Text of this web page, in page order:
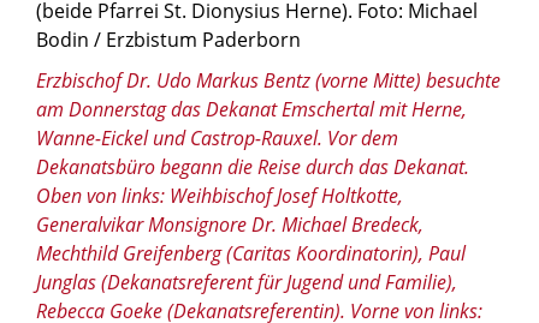
Erzbischof Dr. Udo Markus Bentz (vorne Mitte) besuchte
am Donnerstag das Dekanat Emschertal mit Herne,
Wanne-Eickel und Castrop-Rauxel. Vor dem
Dekanatsbüro begann die Reise durch das Dekanat.
Oben von links: Weihbischof Josef Holtkotte,
Generalvikar Monsignore Dr. Michael Bredeck,
Mechthild Greifenberg (Caritas Koordinatorin), Paul
Junglas (Dekanatsreferent für Jugend und Familie),
Rebecca Goeke (Dekanatsreferentin). Vorne von links: